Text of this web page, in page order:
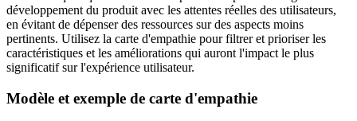
développement du produit avec les attentes réelles des utilisateurs,
en évitant de dépenser des ressources sur des aspects moins
pertinents. Utilisez la carte d'empathie pour filtrer et prioriser les
caractéristiques et les améliorations qui auront l'impact le plus
significatif sur l'expérience utilisateur.
Modèle et exemple de carte d'empathie